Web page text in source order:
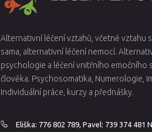
Alternativní léčení vztahů, včetně vztahu
sama, alternativní léčení nemocí.
psychologie a léčení vnitřního emočního
člověka. Psychosomatika, Numerologie,
Individuální práce, kurzy a přednášky.
Eliška: 776 802 789, Pavel: 739 374 481